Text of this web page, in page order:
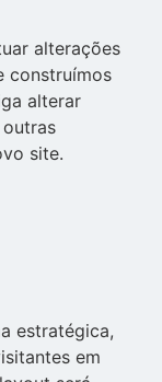
alterações
construímos
alterar
site.
estratégica,
em